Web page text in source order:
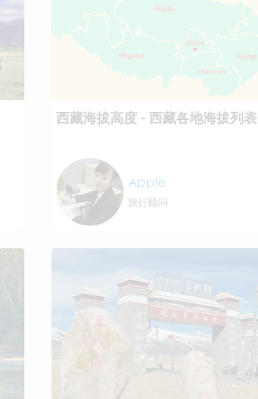
西藏海拔高度 - 西藏各地海拔列表
Apple
旅行顾问